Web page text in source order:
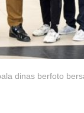
dinas berfoto